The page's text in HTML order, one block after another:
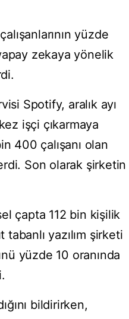
yüzde
zekaya yönelik
Spotify, aralık ayı
işçi çıkarmaya
400 çalışanı olan
Son olarak şirketin
çapta 112 bin kişilik
yazılım şirketi
yüzde 10 oranında
bildirirken,